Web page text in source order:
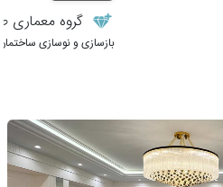
گروه معماری
بازسازی و نوسازی